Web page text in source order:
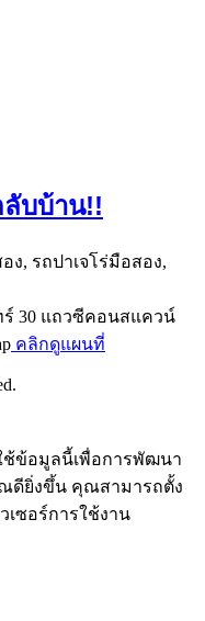
ลับบ้าน!!
ง, รถปาเจโร่มือสอง,
ร์ 30 แถวซีคอนสแควน์
คลิกดูแผนที่
ใช้ข้อมูลนี้เพื่อการพัฒนา
ดียิ่งขึ้น คุณสามารถตั้ง
ซอร์การใช้งาน